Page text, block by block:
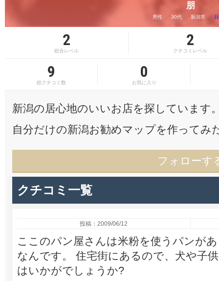
朋
男性 30代 新潟市
2
総合レベル
2
クチコミレベル
9
総クチコミ数
0
お気に入り
新潟の居心地のいいお店を探しています
自分だけの新潟お勧めマップを作ってみ
フォローす
クチコミ一覧
投稿：2009/06/12
ここのパン屋さんは米粉を使うパンが
なんです。 住宅街にあるので、犬や子
はいかがでしょうか?